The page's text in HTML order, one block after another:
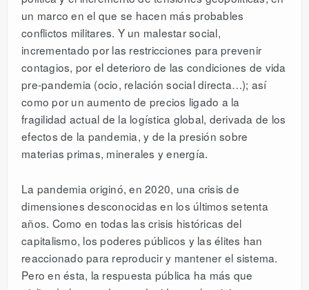
un marco en el que se hacen más probables
conflictos militares. Y un malestar social,
incrementado por las restricciones para prevenir
contagios, por el deterioro de las condiciones de vida
pre-pandemia (ocio, relación social directa…); así
como por un aumento de precios ligado a la
fragilidad actual de la logística global, derivada de los
efectos de la pandemia, y de la presión sobre
materias primas, minerales y energía.
La pandemia originó, en 2020, una crisis de
dimensiones desconocidas en los últimos setenta
años. Como en todas las crisis históricas del
capitalismo, los poderes públicos y las élites han
reaccionado para reproducir y mantener el sistema.
Pero en ésta, la respuesta pública ha más que